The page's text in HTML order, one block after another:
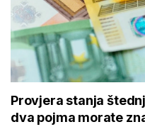
Provjera stanja
dva pojma morate